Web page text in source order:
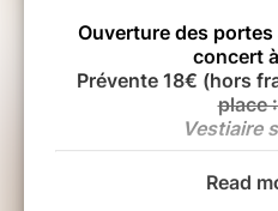
Ouverture des
concert
Prévente 18€ (hors
place
Vestiaire
Des divas, du cha-
Read